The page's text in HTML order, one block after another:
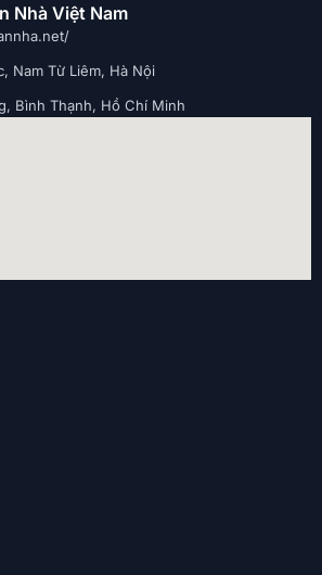
Nhà Việt Nam
Nam Từ Liêm, Hà Nội
Bình Thạnh, Hồ Chí Minh